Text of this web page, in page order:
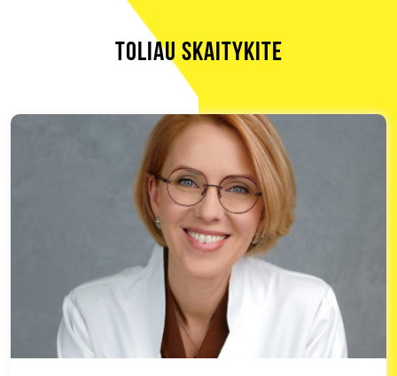
TOLIAU SKAITYKITE